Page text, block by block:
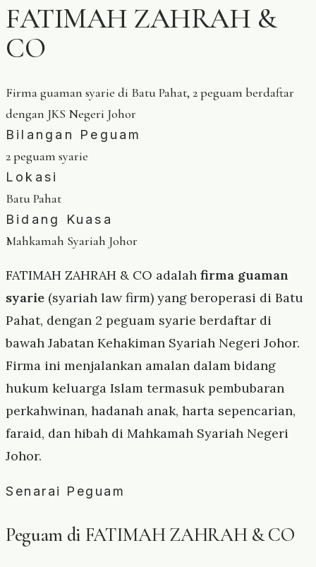
FATIMAH ZAHRAH &
CO
Firma guaman syarie di Batu Pahat, 2 peguam berdaftar
dengan JKS Negeri Johor
Bilangan Peguam
2 peguam syarie
Lokasi
Batu Pahat
Bidang Kuasa
Mahkamah Syariah Johor
FATIMAH ZAHRAH & CO adalah firma guaman
syarie (syariah law firm) yang beroperasi di Batu
Pahat, dengan 2 peguam syarie berdaftar di
bawah Jabatan Kehakiman Syariah Negeri Johor.
Firma ini menjalankan amalan dalam bidang
hukum keluarga Islam termasuk pembubaran
perkahwinan, hadanah anak, harta sepencarian,
faraid, dan hibah di Mahkamah Syariah Negeri
Johor.
Senarai Peguam
Peguam di FATIMAH ZAHRAH & CO